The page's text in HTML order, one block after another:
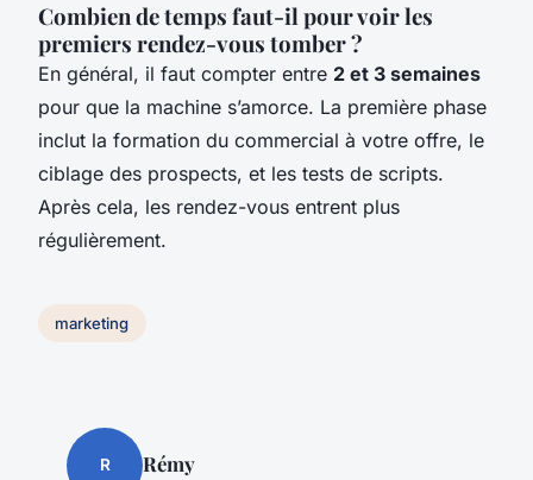
Combien de temps faut-il pour voir les
premiers rendez-vous tomber ?
En général, il faut compter entre 2 et 3 semaines
pour que la machine s’amorce. La première phase
inclut la formation du commercial à votre offre, le
ciblage des prospects, et les tests de scripts.
Après cela, les rendez-vous entrent plus
régulièrement.
marketing
R Rémy